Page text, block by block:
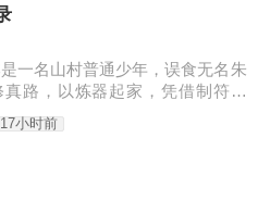
一名山村普通少年，误食无名朱
真路，以炼器起家，凭借制符天
荆棘密布的修仙界，本一切都顺
是有一难料之事发生在了他身
17小时前